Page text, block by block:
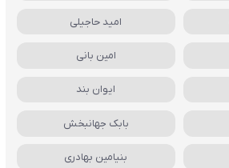
امید حاجیلی
امین بانی
ایوان بند
بابک جهانبخش
بنیامین بهادری